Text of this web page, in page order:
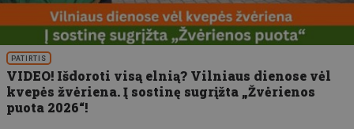
PATIRTIS
VIDEO! Išdoroti visą elnią? Vilniaus dienose vėl
kvepės žvėriena. Į sostinę sugrįžta „Žvėrienos
puota 2026“!